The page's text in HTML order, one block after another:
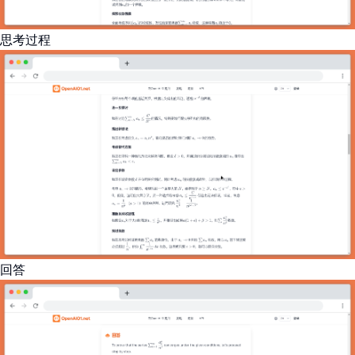
思考过程
回答